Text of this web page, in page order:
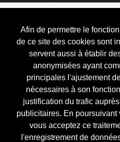
Afin de permettre le
de ce site des cookies sont
servent aussi à établir
anonymisées ayant
principales l'ajustement
nécessaires à son
justification du trafic
publicitaires. En poursuivant
vous acceptez ce
l'enregistrement de
Courbis, « LE »
Blog Officiel
Bienvenue
Réalisations
Divers (et d’été)
Annonces